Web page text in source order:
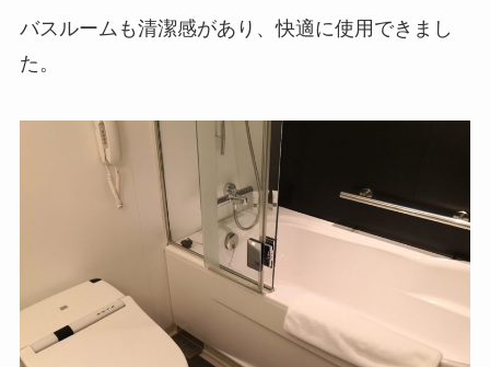
バスルームも清潔感があり、快適に使用できまし
た。